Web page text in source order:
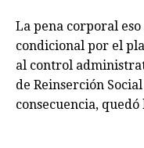
La pena corporal
condicional por el
al control
de Reinserción
consecuencia,